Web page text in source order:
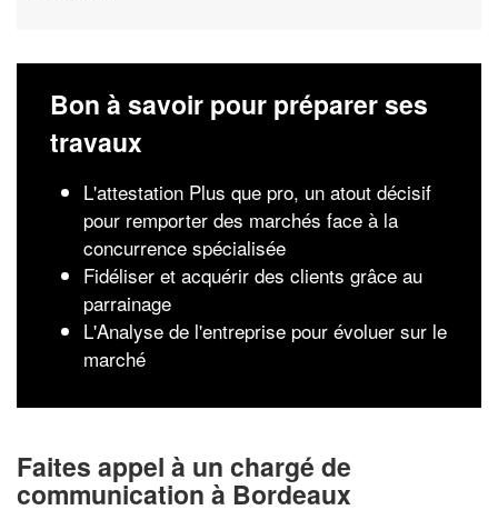
Bon à savoir pour préparer ses
travaux
L'attestation Plus que pro, un atout décisif
pour remporter des marchés face à la
concurrence spécialisée
Fidéliser et acquérir des clients grâce au
parrainage
L'Analyse de l'entreprise pour évoluer sur le
marché
Faites appel à un chargé de
communication à Bordeaux